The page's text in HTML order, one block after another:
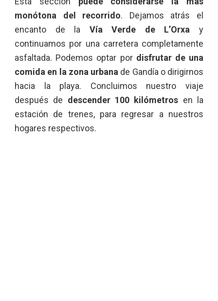
monótona del recorrido. Dejamos atrás el
encanto de la Vía Verde de L’Orxa y
continuamos por una carretera completamente
asfaltada. Podemos optar por disfrutar de una
comida en la zona urbana de Gandía o dirigirnos
hacia la playa. Concluimos nuestro viaje
después de descender 100 kilómetros en la
estación de trenes, para regresar a nuestros
hogares respectivos.